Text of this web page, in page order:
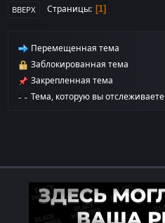
ВВЕРХ Страницы 1
Перемещенная тема
Заблокированная тема
Закрепленная тема
Тема, которую вы отслеживаете